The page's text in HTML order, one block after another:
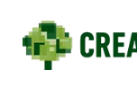
contingut